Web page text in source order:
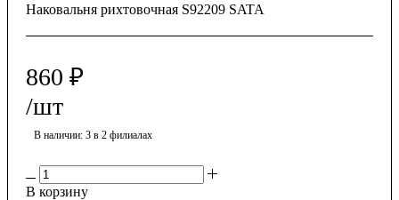
Наковальня рихтовочная S92209 SATA
860 ₽
/шт
В наличии: 3 в 2 филиалах
В корзину